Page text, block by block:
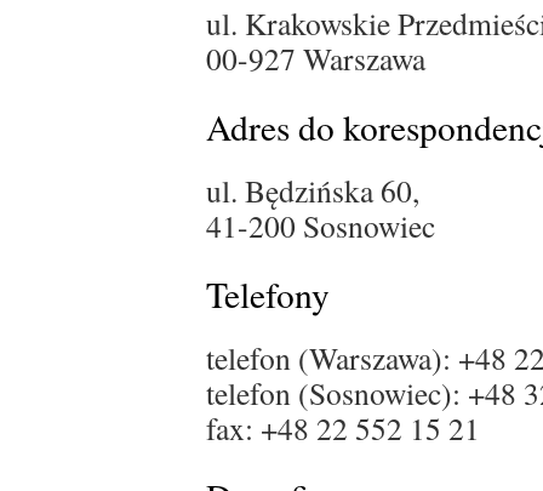
ul. Krakowskie
00-927 Warszawa
Adres do
ul. Będzińska 60,
41-200 Sosnowiec
Telefony
telefon (Warszawa): +48
telefon (Sosnowiec): +48
fax: +48 22 552 15 21